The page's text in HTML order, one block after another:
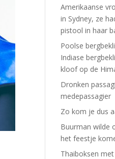
Amerikaanse
in Sydney, ze
pistool in haar
Poolse
Indiase
kloof op de
Dronken
medepassagier
Zo kom je dus
Buurman wilde
het feestje
Thaiboksen